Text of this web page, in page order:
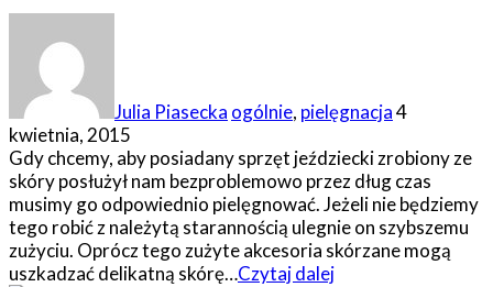
Julia Piasecka ogólnie, pielęgnacja4
kwietnia, 2015
Gdy chcemy, aby posiadany sprzęt jeździecki zrobiony ze
skóry posłużył nam bezproblemowo przez dług czas
musimy go odpowiednio pielęgnować. Jeżeli nie będziemy
tego robić z należytą starannością ulegnie on szybszemu
zużyciu. Oprócz tego zużyte akcesoria skórzane mogą
uszkadzać delikatną skórę…Czytaj dalej